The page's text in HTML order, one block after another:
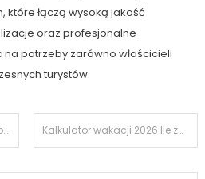
które łączą wysoką jakość
oraz profesjonalne
potrzeby zarówno właścicieli
turystów.
Kalkulator wakacji 2026 Ile zapłacimy za urlop i jak nie przepłacić za granicą?